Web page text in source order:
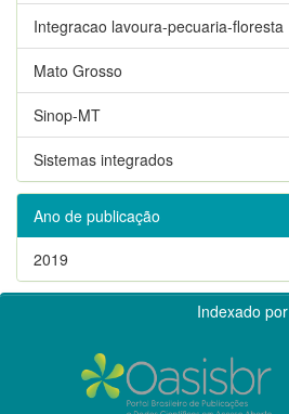
Integracao lavoura-pecuaria-floresta
Mato Grosso
Sinop-MT
Sistemas integrados
Ano de publicação
2019
Indexado por